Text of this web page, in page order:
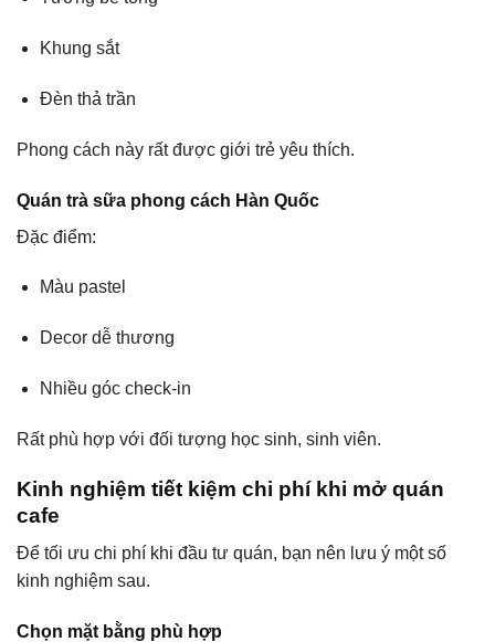
Khung sắt
Đèn thả trần
Phong cách này rất được giới trẻ yêu thích.
Quán trà sữa phong cách Hàn Quốc
Đặc điểm:
Màu pastel
Decor dễ thương
Nhiều góc check-in
Rất phù hợp với đối tượng học sinh, sinh viên.
Kinh nghiệm tiết kiệm chi phí khi mở quán
cafe
Để tối ưu chi phí khi đầu tư quán, bạn nên lưu ý một số
kinh nghiệm sau.
Chọn mặt bằng phù hợp